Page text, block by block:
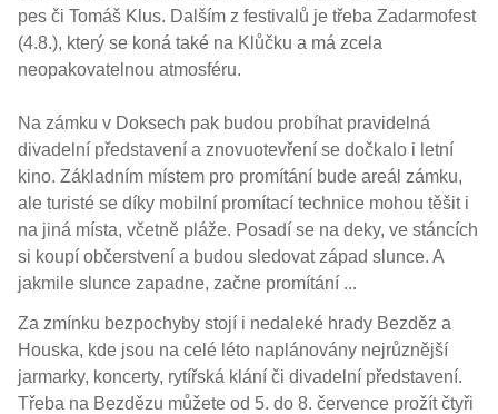
pes či Tomáš Klus. Dalším z festivalů je třeba Zadarmofest
(4.8.), který se koná také na Klůčku a má zcela
neopakovatelnou atmosféru.
Na zámku v Doksech pak budou probíhat pravidelná
divadelní představení a znovuotevření se dočkalo i letní
kino. Základním místem pro promítání bude areál zámku,
ale turisté se díky mobilní promítací technice mohou těšit i
na jiná místa, včetně pláže. Posadí se na deky, ve stáncích
si koupí občerstvení a budou sledovat západ slunce. A
jakmile slunce zapadne, začne promítání ...
Za zmínku bezpochyby stojí i nedaleké hrady Bezděz a
Houska, kde jsou na celé léto naplánovány nejrůznější
jarmarky, koncerty, rytířská klání či divadelní představení.
Třeba na Bezdězu můžete od 5. do 8. července prožít čtyři